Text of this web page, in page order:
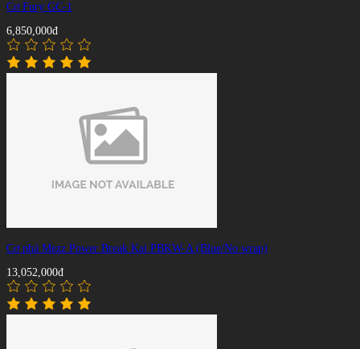
Cơ Fury GC-1
6,850,000đ
Cơ phá Mezz Power Break Kai PBKW-A (Blue/No wrap)
13,052,000đ